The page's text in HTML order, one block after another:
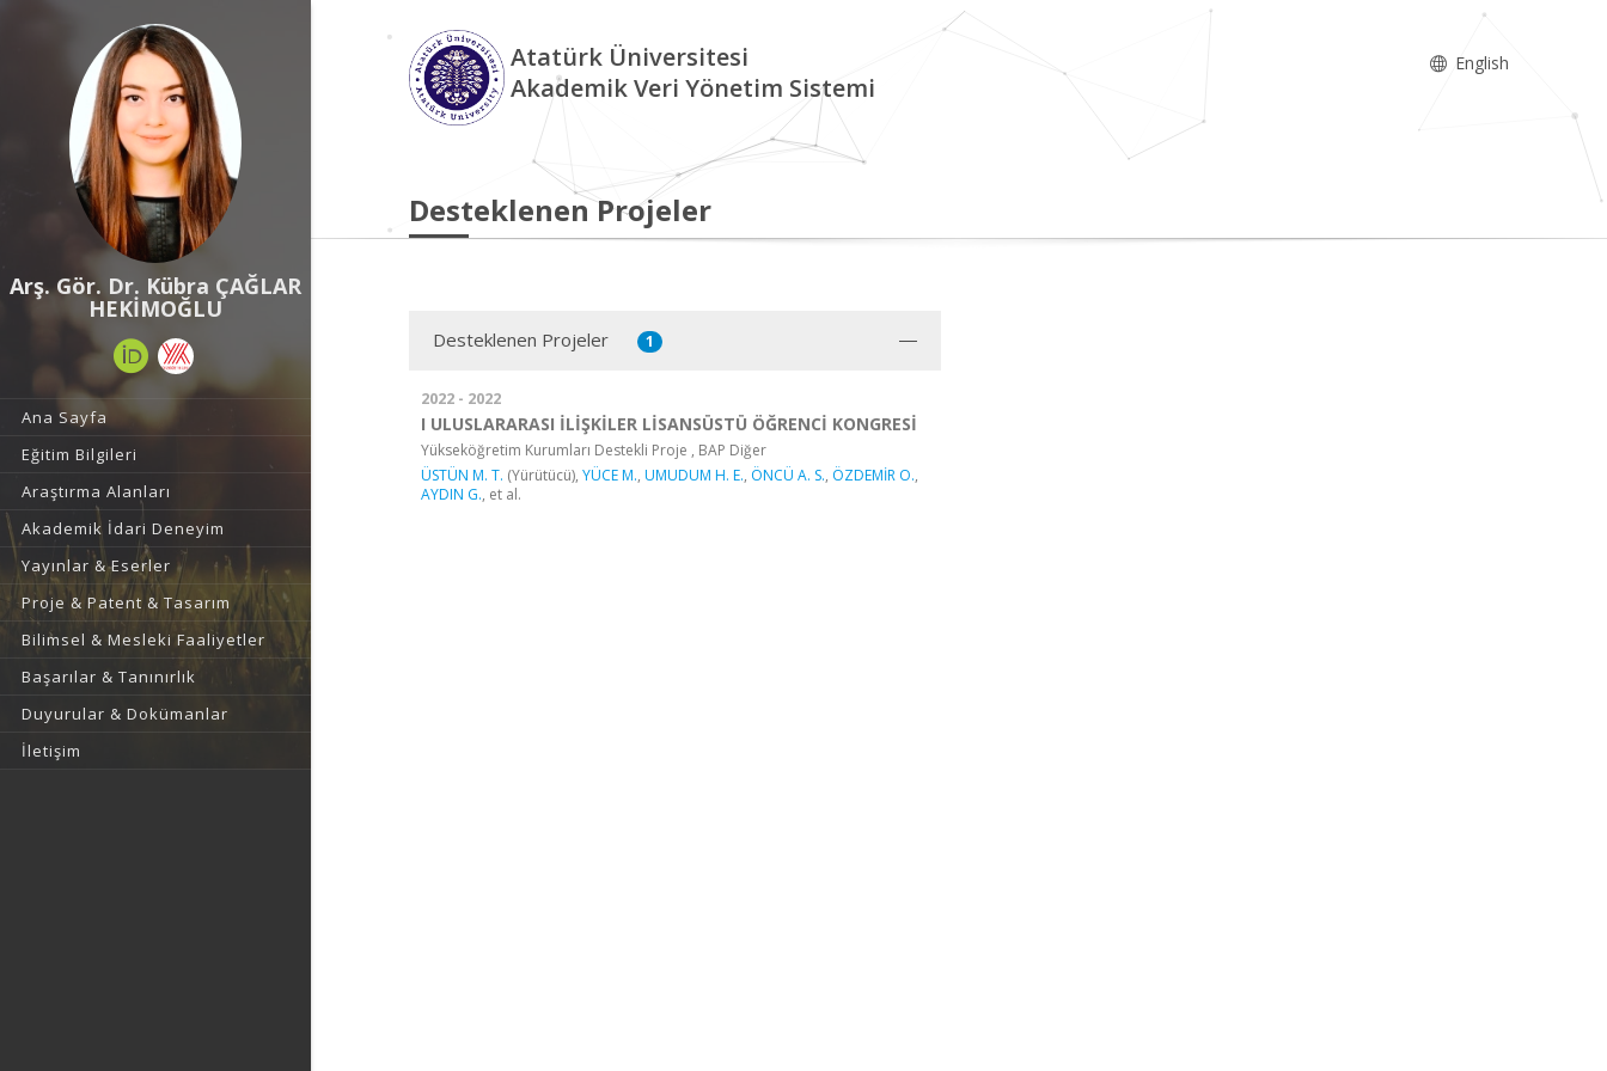
Arş. Gör. Dr. Kübra ÇAĞLAR
HEKİMOĞLU
Ana Sayfa
Eğitim Bilgileri
Araştırma Alanları
Akademik İdari Deneyim
Yayınlar & Eserler
Proje & Patent & Tasarım
Bilimsel & Mesleki Faaliyetler
Başarılar & Tanınırlık
Duyurular & Dokümanlar
İletişim
Atatürk Üniversitesi
Akademik Veri Yönetim Sistemi
English
Desteklenen Projeler
Desteklenen Projeler 1
2022 - 2022
I ULUSLARARASI İLİŞKİLER LİSANSÜSTÜ ÖĞRENCİ KONGRESİ
Yükseköğretim Kurumları Destekli Proje , BAP Diğer
ÜSTÜN M. T. (Yürütücü), YÜCE M., UMUDUM H. E., ÖNCÜ A. S., ÖZDEMİR O.,
AYDIN G., et al.